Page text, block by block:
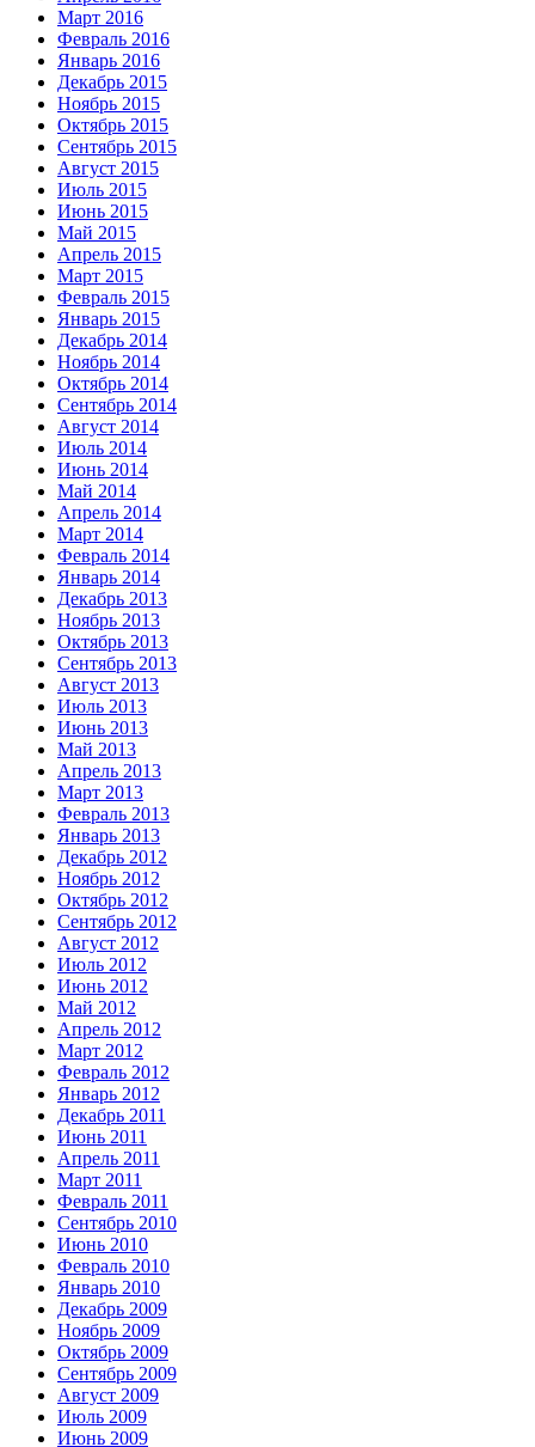
Март 2016
Февраль 2016
Январь 2016
Декабрь 2015
Ноябрь 2015
Октябрь 2015
Сентябрь 2015
Август 2015
Июль 2015
Июнь 2015
Май 2015
Апрель 2015
Март 2015
Февраль 2015
Январь 2015
Декабрь 2014
Ноябрь 2014
Октябрь 2014
Сентябрь 2014
Август 2014
Июль 2014
Июнь 2014
Май 2014
Апрель 2014
Март 2014
Февраль 2014
Январь 2014
Декабрь 2013
Ноябрь 2013
Октябрь 2013
Сентябрь 2013
Август 2013
Июль 2013
Июнь 2013
Май 2013
Апрель 2013
Март 2013
Февраль 2013
Январь 2013
Декабрь 2012
Ноябрь 2012
Октябрь 2012
Сентябрь 2012
Август 2012
Июль 2012
Июнь 2012
Май 2012
Апрель 2012
Март 2012
Февраль 2012
Январь 2012
Декабрь 2011
Июнь 2011
Апрель 2011
Март 2011
Февраль 2011
Сентябрь 2010
Июнь 2010
Февраль 2010
Январь 2010
Декабрь 2009
Ноябрь 2009
Октябрь 2009
Сентябрь 2009
Август 2009
Июль 2009
Июнь 2009